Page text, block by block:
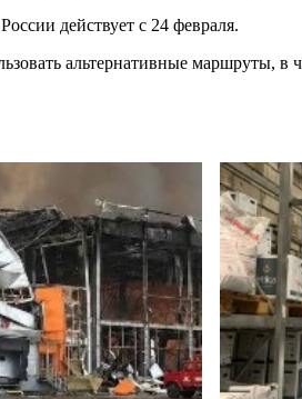
действует с 24 февраля.
альтернативные